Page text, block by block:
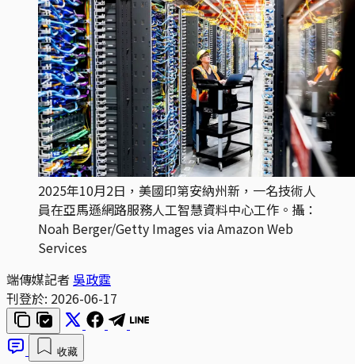
2025年10月2日，美國印第安納州新，一名技術人
員在亞馬遜網路服務人工智慧資料中心工作。攝：
Noah Berger/Getty Images via Amazon Web
Services
端傳媒記者 吳政霆
刊登於: 2026-06-17
收藏